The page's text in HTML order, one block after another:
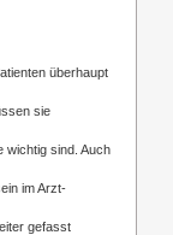
überhaupt
sie
wichtig sind. Auch
im Arzt-
gefasst